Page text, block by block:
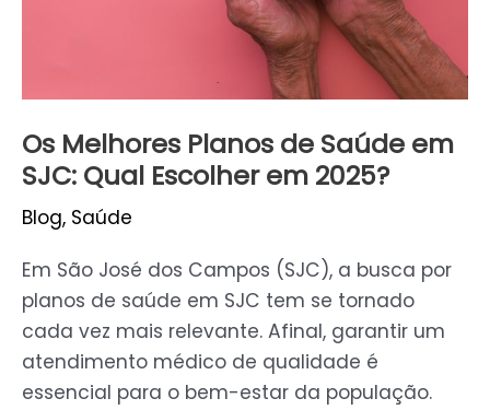
Os Melhores Planos de Saúde em
SJC: Qual Escolher em 2025?
Blog, Saúde
Em São José dos Campos (SJC), a busca por
planos de saúde em SJC tem se tornado
cada vez mais relevante. Afinal, garantir um
atendimento médico de qualidade é
essencial para o bem-estar da população.
em